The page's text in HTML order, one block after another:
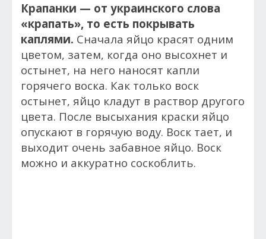
Крапанки — от украинского слова
«крапать», то есть покрывать
каплями. Сначала яйцо красят одним
цветом, затем, когда оно высохнет и
остынет, на него наносят капли
горячего воска. Как только воск
остынет, яйцо кладут в раствор другого
цвета. После высыхания краски яйцо
опускают в горячую воду. Воск тает, и
выходит очень забавное яйцо. Воск
можно и аккуратно соскоблить.